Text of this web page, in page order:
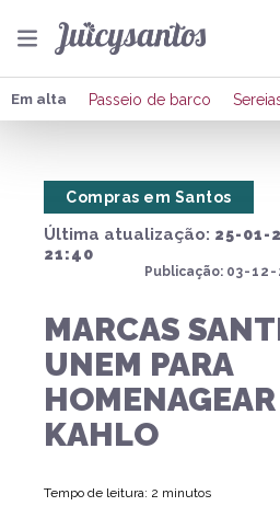
Em alta Passeio de barco
Última atualização: 25-01-
21:40
Publicação: 03-12-
Compras em Santos
MARCAS
UNEM PARA
KAHLO
Tempo de leitura: 2 minutos